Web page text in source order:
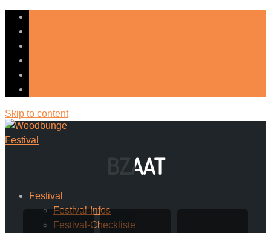
Skip to content
Festival
Festival-Infos
Festival-Checkliste
BZAAT